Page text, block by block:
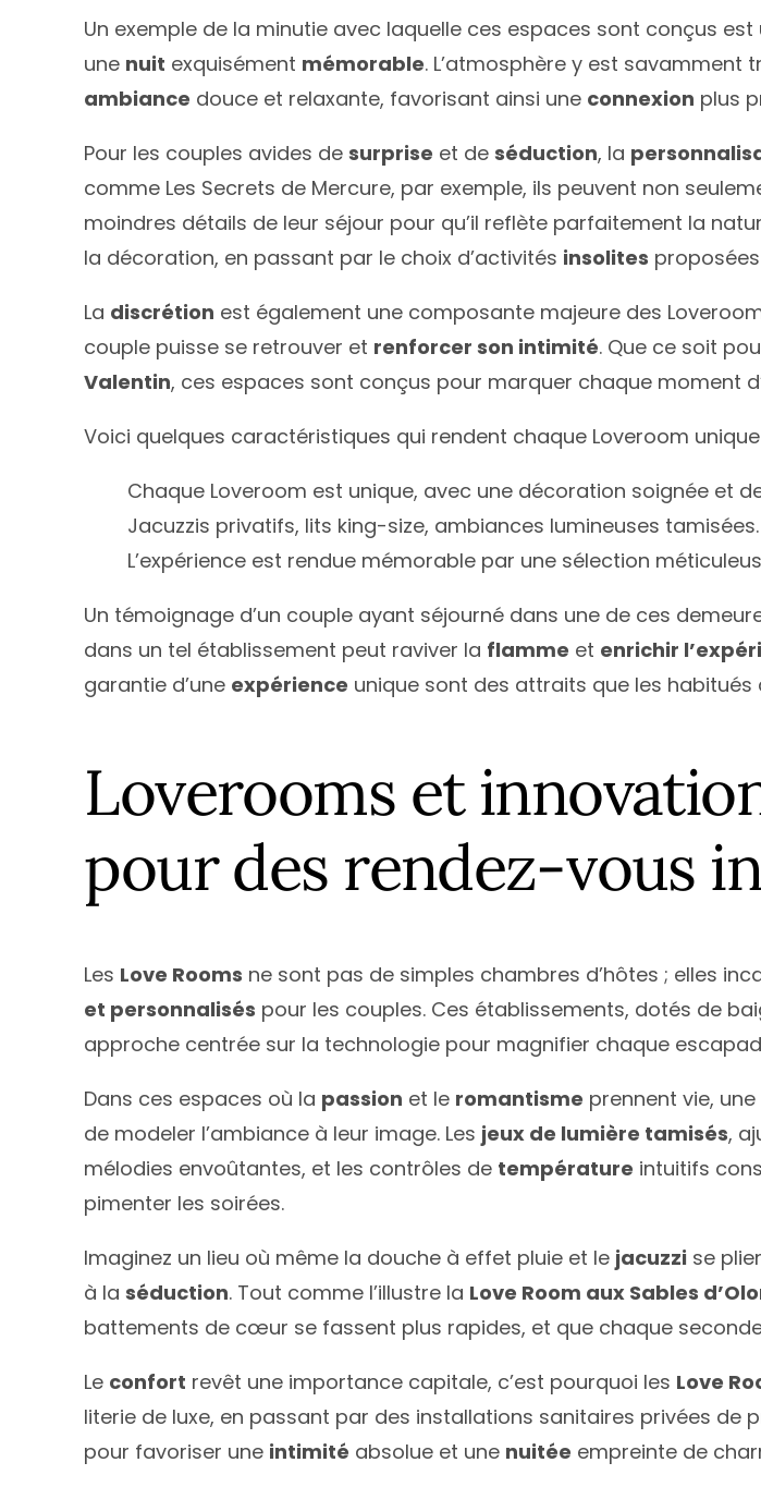
Un exemple de la minutie avec laquelle ces espaces sont conçus
une nuit exquisément mémorable. L’atmosphère y est savamment
ambiance douce et relaxante, favorisant ainsi une connexion plus
Pour les couples avides desurprise et deséduction, la
comme Les Secrets de Mercure, par exemple, ils peuvent non
moindres détails de leur séjour pour qu’il reflète parfaitement la
la décoration, en passant par le choix d’activités insolites
La discrétion est également une composante majeure des
couple puisse se retrouver et renforcer son intimité. Que ce soit
Valentin, ces espaces sont conçus pour marquer chaque moment
Voici quelques caractéristiques qui rendent chaque Loveroom
Chaque Loveroom est unique, avec une décoration soignée et
Jacuzzis privatifs, lits king-size, ambiances lumineuses tamisées.
L’expérience est rendue mémorable par une sélection
Un témoignage d’un couple ayant séjourné dans une de ces
dans un tel établissement peut raviver la flamme et enrichir
garantie d’une expérience unique sont des attraits que les
Loverooms et
pour des rendez-vous
Les Love Rooms ne sont pas de simples chambres d’hôtes ; elles
et personnalisés pour les couples. Ces établissements, dotés de
approche centrée sur la technologie pour magnifier chaque
Dans ces espaces où la passion et le romantisme prennent vie,
de modeler l’ambiance à leur image. Les jeux de lumière tamisés,
mélodies envoûtantes, et les contrôles de température intuitifs
pimenter les soirées.
Imaginez un lieu où même la douche à effet pluie et le jacuzzi se
à laséduction. Tout comme l’illustre la Love Room aux Sables
battements de cœur se fassent plus rapides, et que chaque seconde
Le confort revêt une importance capitale, c’est pourquoi les Love
literie de luxe, en passant par des installations sanitaires privées de
pour favoriser une intimité absolue et une nuitée empreinte de